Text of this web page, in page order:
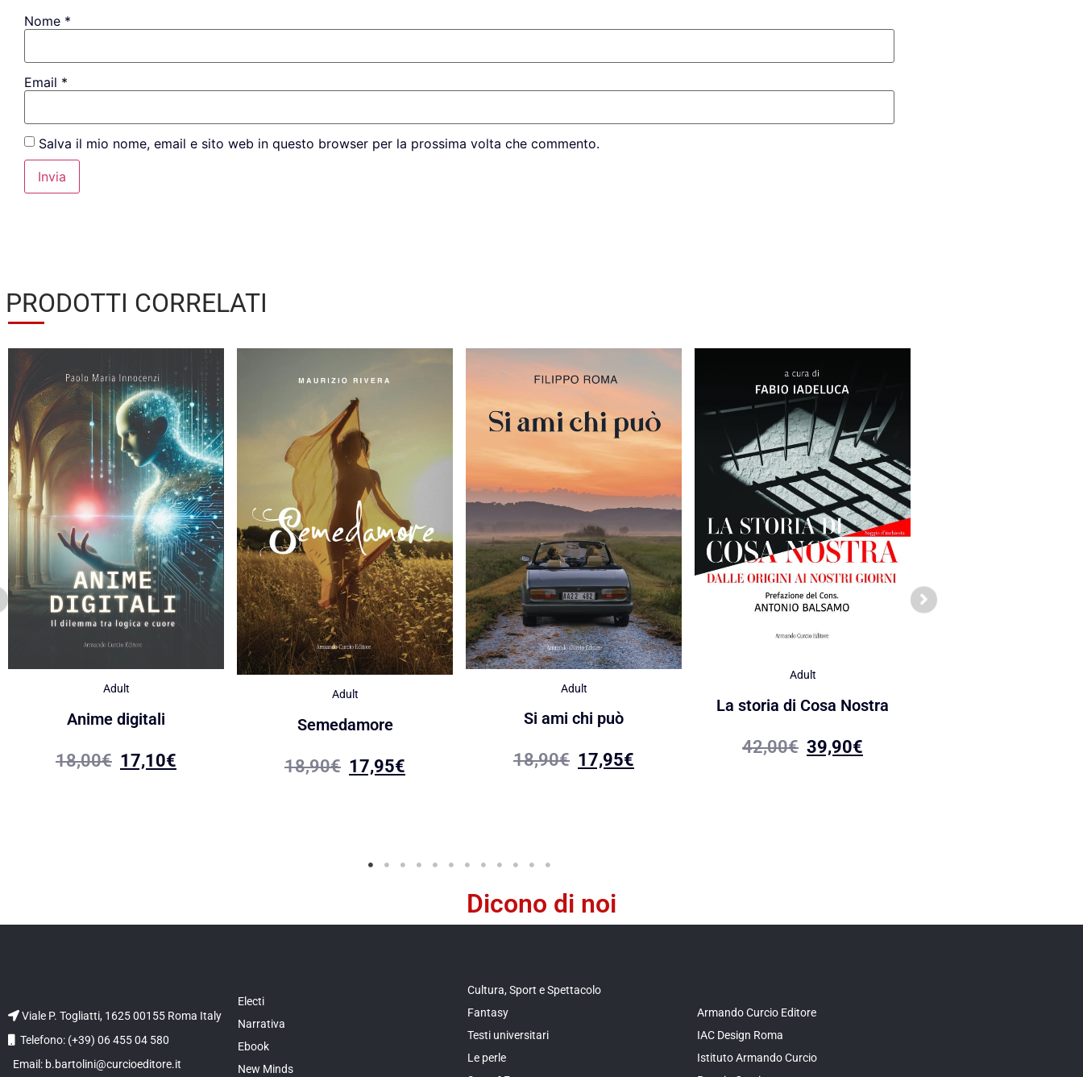
Nome *
Email *
Salva il mio nome, email e sito web in questo browser per la prossima volta che commento.
PRODOTTI CORRELATI
Adult
Anime digitali
18,00€ 17,10€
Adult
Semedamore
18,90€ 17,95€
Adult
Si ami chi può
18,90€ 17,95€
Adult
La storia di Cosa Nostra
42,00€ 39,90€
Dicono di noi
Viale P. Togliatti, 1625 00155 Roma Italy
Telefono: (+39) 06 455 04 580
Email: b.bartolini@curcioeditore.it
Electi
Narrativa
Ebook
New Minds
Cultura, Sport e Spettacolo
Fantasy
Testi universitari
Le perle
Armando Curcio Editore
IAC Design Roma
Istituto Armando Curcio